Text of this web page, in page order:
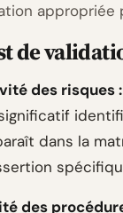
appropriée
de
des risques :
dans la
des